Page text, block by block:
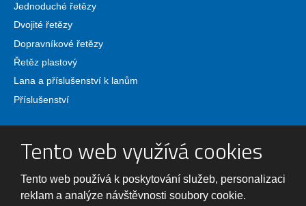
Jednoduché řetězy
Dvojité řetězy
Dopravníkové řetězy
Řetěz plastový
Lana a příslušenství k lanům
Příslušenství
© 2026 PÖSAMO - Řetězárna, spol. s r.o., vytvořila eBRÁNA
Tento web využívá cookies
Tento web používá k poskytování služeb, personalizaci
reklam a analýze návštěvnosti soubory cookie.